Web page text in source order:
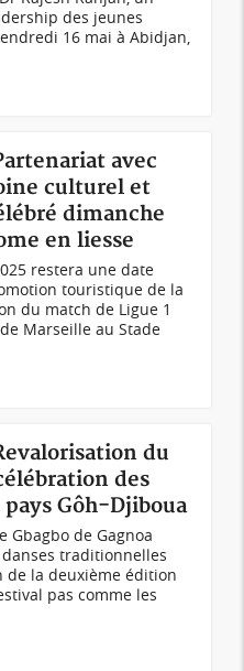
des jeunes
16 mai à Abidjan,
avec
culturel et
dimanche
en liesse
restera une date
touristique de la
du match de Ligue 1
Marseille au Stade
du
des
Gôh-Djiboua
Gbagbo de Gagnoa
traditionnelles
de la deuxième édition
pas comme les